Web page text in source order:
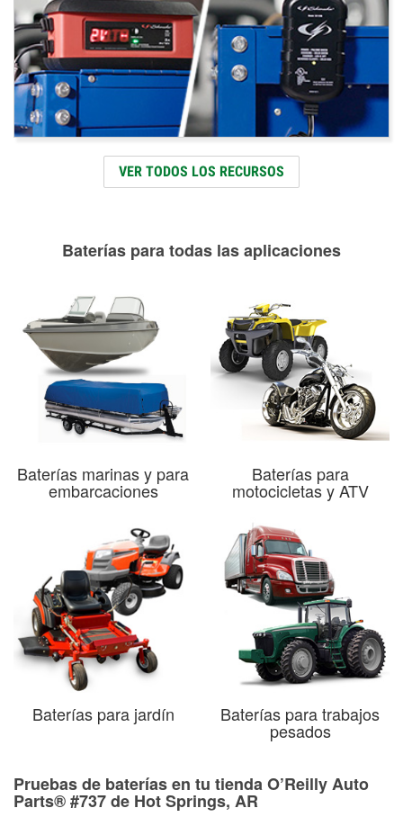
VER TODOS LOS RECURSOS
Baterías para todas las aplicaciones
Baterías marinas y para
embarcaciones
Baterías para
motocicletas y ATV
Baterías para jardín Baterías para trabajos
pesados
Pruebas de baterías en tu tienda O’Reilly Auto
Parts® #737 de Hot Springs, AR